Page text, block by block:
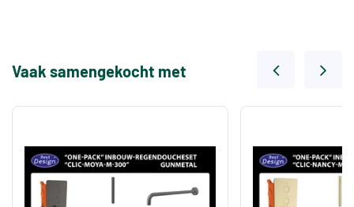
Vaak samengekocht met